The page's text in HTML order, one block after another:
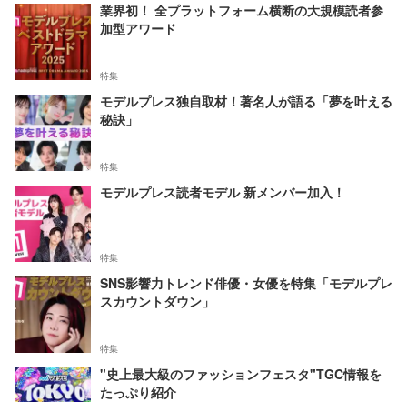
業界初！ 全プラットフォーム横断の大規模読者参
加型アワード
特集
モデルプレス独自取材！著名人が語る「夢を叶える
秘訣」
特集
モデルプレス読者モデル 新メンバー加入！
特集
SNS影響力トレンド俳優・女優を特集「モデルプレ
スカウントダウン」
特集
"史上最大級のファッションフェスタ"TGC情報を
たっぷり紹介